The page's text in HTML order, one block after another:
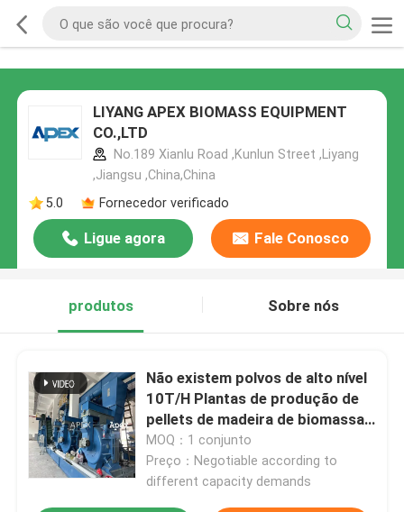
LIYANG APEX BIOMASS EQUIPMENT
CO.,LTD
No.189 Xianlu Road ,Kunlun Street ,Liyang
,Jiangsu ,China,China
5.0
Fornecedor verificado
Ligue agora Fale Conosco
produtos Sobre nós
Não existem polvos de alto nível
10T/H Plantas de produção de
pellets de madeira de biomassa
com piso móvel
MOQ：1 conjunto
Preço：Negotiable according to
different capacity demands